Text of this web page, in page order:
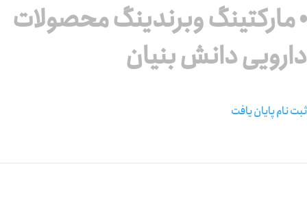
• مارکتینگ وبرندینگ محصولات
دارویی دانش بنیان
ثبت نام پایان یافت